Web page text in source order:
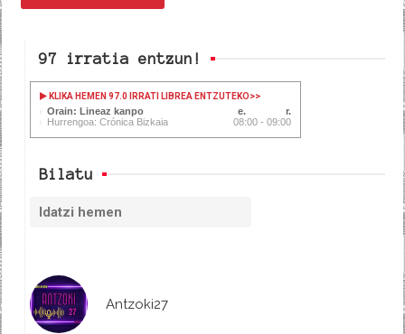
97 irratia entzun!
KLIKA HEMEN 97.0 IRRATI LIBREA ENTZUTEKO>>
Orain: Lineaz kanpo
Hurrengoa: Crónica Bizkaia
08:00 - 09:00
Bilatu
Antzoki27